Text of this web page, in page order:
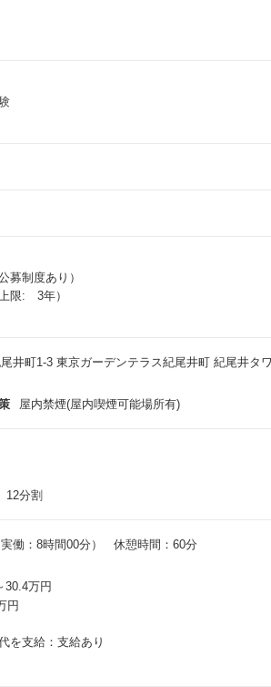
募制度あり）
限: 3年）
井町1-3 東京ガーデンテラス紀尾井町 紀尾井タ
屋内禁煙(屋内喫煙可能場所有)
12分割
働：8時間00分） 休憩時間：60分
30.4万円
円
を支給：支給あり